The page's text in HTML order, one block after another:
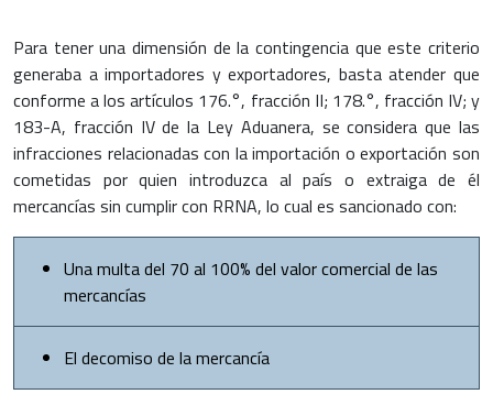
Para tener una dimensión de la contingencia que este criterio
generaba a importadores y exportadores, basta atender que
conforme a los artículos 176.°, fracción II; 178.°, fracción IV; y
183-A, fracción IV de la Ley Aduanera, se considera que las
infracciones relacionadas con la importación o exportación son
cometidas por quien introduzca al país o extraiga de él
mercancías sin cumplir con RRNA, lo cual es sancionado con:
Una multa del 70 al 100% del valor comercial de las
mercancías
El decomiso de la mercancía